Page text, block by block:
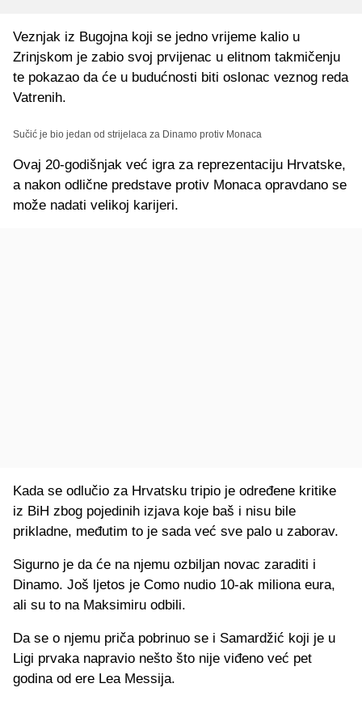
Veznjak iz Bugojna koji se jedno vrijeme kalio u
Zrinjskom je zabio svoj prvijenac u elitnom takmičenju
te pokazao da će u budućnosti biti oslonac veznog reda
Vatrenih.
Sučić je bio jedan od strijelaca za Dinamo protiv Monaca
Ovaj 20-godišnjak već igra za reprezentaciju Hrvatske,
a nakon odlične predstave protiv Monaca opravdano se
može nadati velikoj karijeri.
Kada se odlučio za Hrvatsku tripio je određene kritike
iz BiH zbog pojedinih izjava koje baš i nisu bile
prikladne, međutim to je sada već sve palo u zaborav.
Sigurno je da će na njemu ozbiljan novac zaraditi i
Dinamo. Još ljetos je Como nudio 10-ak miliona eura,
ali su to na Maksimiru odbili.
Da se o njemu priča pobrinuo se i Samardžić koji je u
Ligi prvaka napravio nešto što nije viđeno već pet
godina od ere Lea Messija.